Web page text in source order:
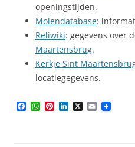
openingstijden.
Molendatabase:
Reliwiki: gegevens over
Maartensbrug.
Kerkje Sint
locatiegegevens.
W P X E
m